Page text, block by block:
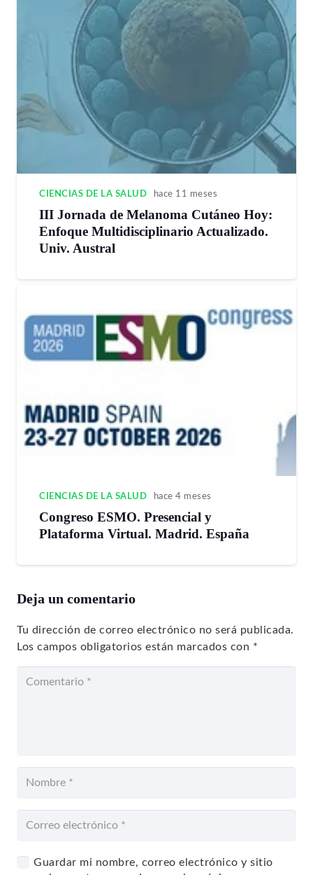
CIENCIAS DE LA SALUD hace 11 meses
III Jornada de Melanoma Cutáneo Hoy:
Enfoque Multidisciplinario Actualizado.
Univ. Austral
CIENCIAS DE LA SALUD hace 4 meses
Congreso ESMO. Presencial y
Plataforma Virtual. Madrid. España
Deja un comentario
Tu dirección de correo electrónico no será publicada.
Los campos obligatorios están marcados con *
Guardar mi nombre, correo electrónico y sitio